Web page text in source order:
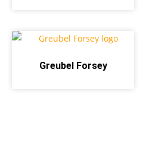
Greubel Forsey